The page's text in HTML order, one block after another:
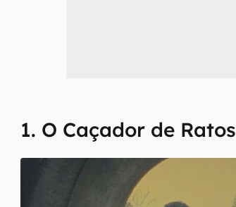
1. O Caçador de Ratos